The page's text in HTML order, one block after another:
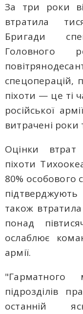
За три роки
втратила
Бригади
Головного
спецоперацій,
піхоти — це ті
російської
витрачені роки
Оцінки втрат
піхоти
80% особового
також
понад
ослаблює
армії.
"Гарматного
підрозділів
останній